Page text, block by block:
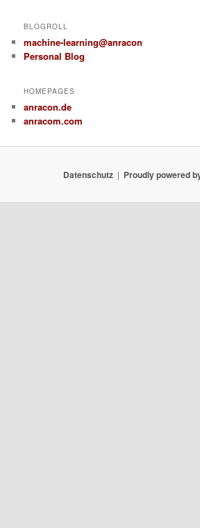
BLOGROLL
machine-learning@anracon
Personal Blog
HOMEPAGES
anracon.de
anracom.com
Datenschutz Proudly powered